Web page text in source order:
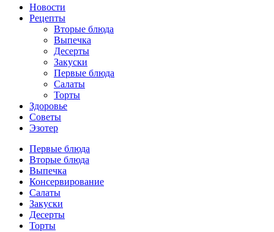
Новости
Рецепты
Вторые блюда
Выпечка
Десерты
Закуски
Первые блюда
Салаты
Торты
Здоровье
Советы
Эзотер
Первые блюда
Вторые блюда
Выпечка
Консервирование
Салаты
Закуски
Десерты
Торты